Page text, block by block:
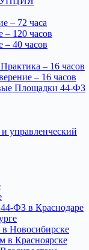
– 72 часа
– 120 часов
– 40 часов
– 16 часов
– 16 часов
Площадки 44-ФЗ
управленческий
ФЗ в Краснодаре
Новосибирске
в Красноярске